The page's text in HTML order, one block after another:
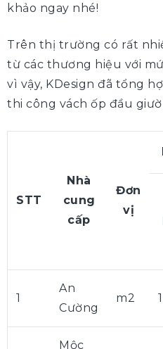
khảo ngay nhé!
Trên thị trường có rất
từ các thương hiệu với
vì vậy, KDesign đã tổng
thi công vách ốp đầu
STT
Nhà
cung
cấp
Đơn
vị
1
An
Cường
m2
Mộc